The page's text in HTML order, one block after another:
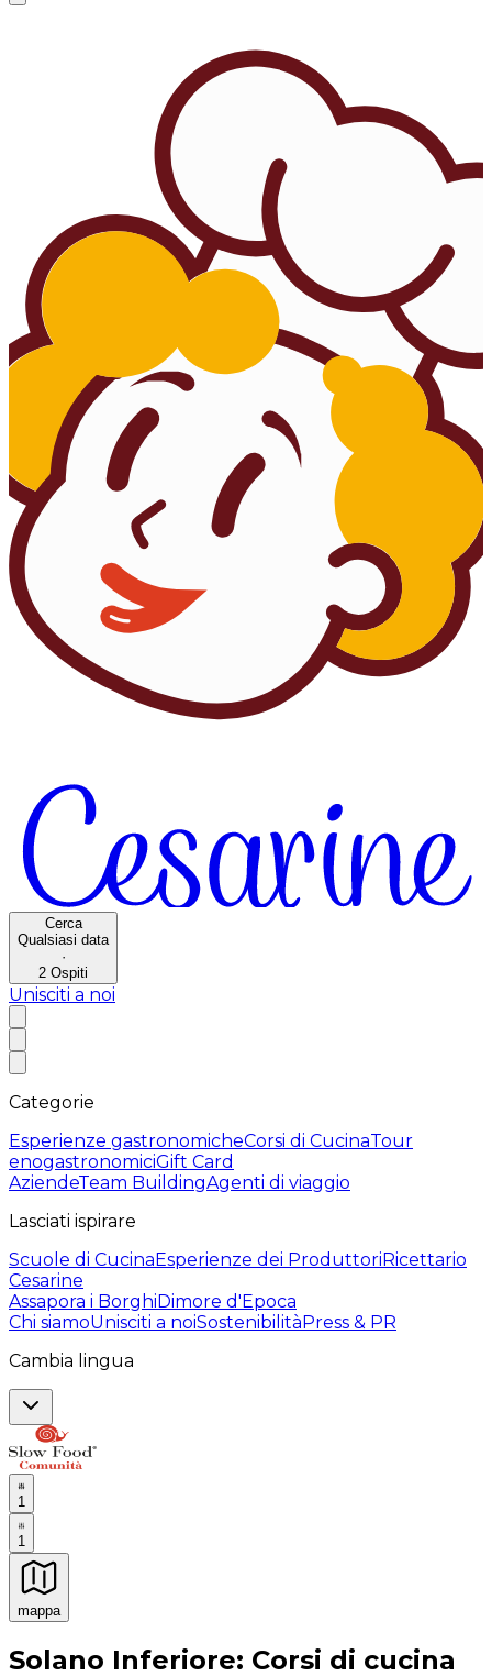
Cerca
Qualsiasi data
·
2 Ospiti
Unisciti a noi
Categorie
Esperienze gastronomicheCorsi di CucinaTour
enogastronomiciGift Card
AziendeTeam BuildingAgenti di viaggio
Lasciati ispirare
Scuole di CucinaEsperienze dei ProduttoriRicettario
Cesarine
Assapora i BorghiDimore d'Epoca
Chi siamoUnisciti a noiSostenibilitàPress & PR
Cambia lingua
1
1
mappa
Esperienze culinarie indimenticabili: Esperienze
Solano Inferiore: Corsi di cucina